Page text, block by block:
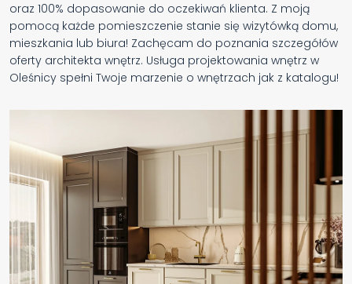
oraz 100% dopasowanie do oczekiwań klienta. Z moją
pomocą każde pomieszczenie stanie się wizytówką domu,
mieszkania lub biura! Zachęcam do poznania szczegółów
oferty architekta wnętrz. Usługa projektowania wnętrz w
Oleśnicy spełni Twoje marzenie o wnętrzach jak z katalogu!